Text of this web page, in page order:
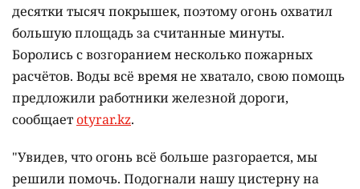
десятки тысяч покрышек, поэтому огонь охватил
большую площадь за считанные минуты.
Боролись с возгоранием несколько пожарных
расчётов. Воды всё время не хватало, свою помощь
предложили работники железной дороги,
сообщаетotyrar.kz.
"Увидев, что огонь всё больше разгорается, мы
решили помочь. Подогнали нашу цистерну на